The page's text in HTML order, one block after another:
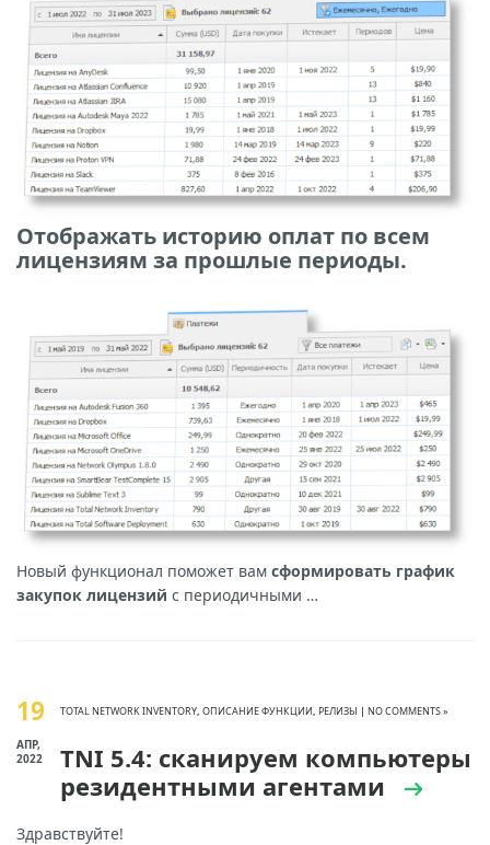
Отображать историю оплат по всем
лицензиям за прошлые периоды.
Новый функционал поможет вам сформировать график
закупок лицензий с периодичными …
19
АПР,
2022
TOTAL NETWORK INVENTORY, ОПИСАНИЕ ФУНКЦИИ, РЕЛИЗЫ | NO COMMENTS »
TNI 5.4: сканируем компьютеры
резидентными агентами
Здравствуйте!